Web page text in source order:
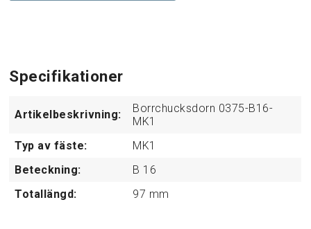
Specifikationer
Artikelbeskrivning:
Borrchucksdorn 0375-B16-
MK1
Typ av fäste:
MK1
Beteckning:
B 16
Totallängd:
97 mm